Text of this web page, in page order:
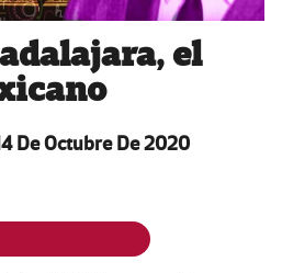
el
De Octubre De 2020